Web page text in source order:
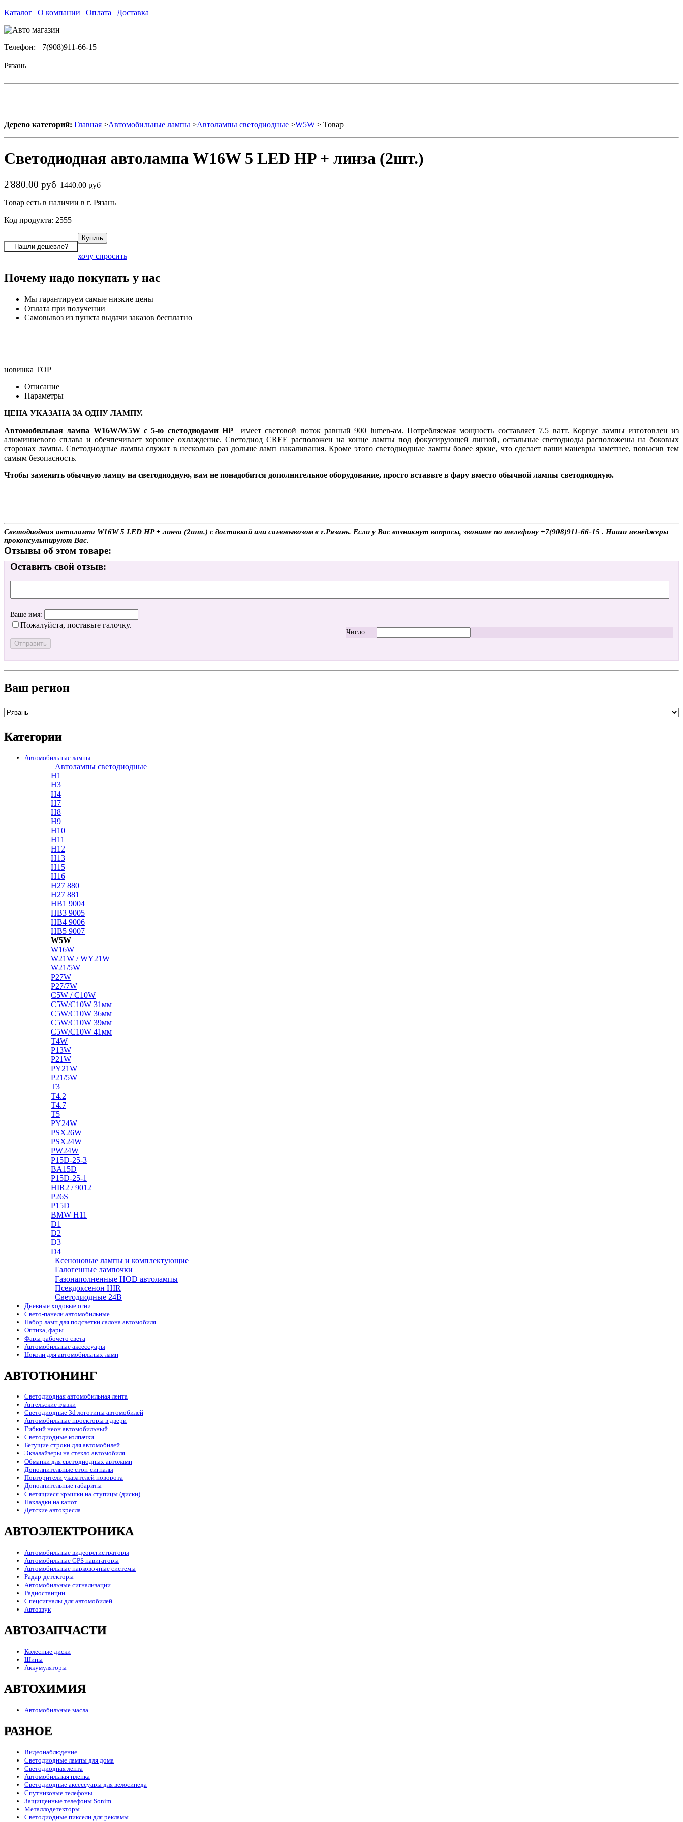
Каталог | О компании | Оплата | Доставка
Телефон: +7(908)911-66-15
Рязань
Дерево категорий: Главная >Автомобильные лампы >Автолампы светодиодные >W5W > Товар
Светодиодная автолампа W16W 5 LED HP + линза (2шт.)
2'880.00 руб 1440.00 руб
Товар есть в наличии в г. Рязань
Код продукта: 2555
хочу спросить
Почему надо покупать у нас
Мы гарантируем самые низкие цены
Оплата при получении
Самовывоз из пункта выдачи заказов бесплатно
новинка TOP
Описание
Параметры
ЦЕНА УКАЗАНА ЗА ОДНУ ЛАМПУ.
Автомобильная лампа W16W/W5W с 5-ю светодиодами HP имеет световой поток равный 900 lumen-ам. Потребляемая мощность составляет 7.5 ватт. Корпус лампы изготовлен из
алюминиевого сплава и обечпечивает хорошее охлаждение. Светодиод CREE расположен на конце лампы под фокусирующей линзой, остальные светодиоды расположены на боковых
сторонах лампы. Светодиодные лампы служат в несколько раз дольше ламп накаливания. Кроме этого светодиодные лампы более яркие, что сделает ваши маневры заметнее, повысив тем
самым безопасность.
Чтобы заменить обычную лампу на светодиодную, вам не понадобится дополнительное оборудование, просто вставьте в фару вместо обычной лампы светодиодную.
Светодиодная автолампа W16W 5 LED HP + линза (2шт.) с доставкой или самовывозом в г.Рязань. Если у Вас возникнут вопросы, звоните по телефону +7(908)911-66-15 . Наши менеджеры
проконсультируют Вас.
Отзывы об этом товаре:
Оставить свой отзыв:
Ваше имя:
Пожалуйста, поставьте галочку.
Число:
Ваш регион
Категории
Автомобильные лампы
Автолампы светодиодные
H1
H3
H4
H7
H8
H9
H10
H11
H12
H13
H15
H16
H27 880
H27 881
HB1 9004
HB3 9005
HB4 9006
HB5 9007
W5W
W16W
W21W / WY21W
W21/5W
P27W
P27/7W
C5W / C10W
C5W/C10W 31мм
C5W/C10W 36мм
C5W/C10W 39мм
C5W/C10W 41мм
T4W
P13W
P21W
PY21W
P21/5W
T3
T4.2
T4.7
T5
PY24W
PSX26W
PSX24W
PW24W
P15D-25-3
BA15D
P15D-25-1
HIR2 / 9012
P26S
P15D
BMW H11
D1
D2
D3
D4
Ксеноновые лампы и комплектующие
Галогенные лампочки
Газонаполненные HOD автолампы
Псевдоксенон HIR
Cветодиодные 24B
Дневные ходовые огни
Свето-панели автомобильные
Набор ламп для подсветки салона автомобиля
Оптика, фары
Фары рабочего света
Автомобильные аксессуары
Цоколи для автомобильных ламп
АВТОТЮНИНГ
Светодиодная автомобильная лента
Ангельские глазки
Светодиодные 3d логотипы автомобилей
Автомобильные проекторы в двери
Гибкий неон автомобильный
Светодиодные колпачки
Бегущие строки для автомобилей.
Эквалайзеры на стекло автомобиля
Обманки для светодиодных автоламп
Дополнительные стоп-сигналы
Повторители указателей поворота
Дополнительные габариты
Светящиеся крышки на ступицы (диски)
Накладки на капот
Детские автокресла
АВТОЭЛЕКТРОНИКА
Автомобильные видеорегистраторы
Автомобильные GPS навигаторы
Автомобильные парковочные системы
Радар-детекторы
Автомобильные сигнализации
Радиостанции
Спецсигналы для автомобилей
Автозвук
АВТОЗАПЧАСТИ
Колесные диски
Шины
Аккумуляторы
АВТОХИМИЯ
Автомобильные масла
РАЗНОЕ
Видеонаблюдение
Светодиодные лампы для дома
Светодиодная лента
Автомобильная пленка
Светодиодные аксессуары для велосипеда
Спутниковые телефоны
Защищенные телефоны Sonim
Металлодетекторы
Светодиодные пиксели для рекламы